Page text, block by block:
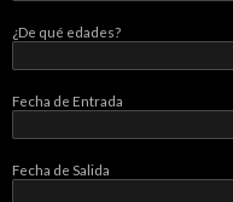
¿De qué edades?
Fecha de Entrada
Fecha de Salida